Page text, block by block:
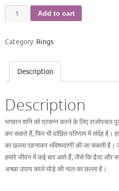
की
quantity
Add to cart
Category: Rings
Description
Description
भगवान शनि को प्रसन्न करने के लिए राजोपचार
कर सकते हैं, फिर भी वांछित परिणाम में संदेह है।
का छल्ला पहनाकर भविष्यवाणी की जा सकती
हमारे जीवन में कई बार आते हैं, जैसे कि ढैया और
अच्छा उपाय काले घोड़े की नाल का छल्ला है।